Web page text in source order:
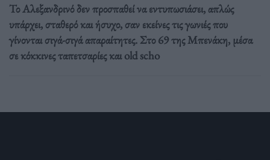
Το Αλεξανδρινό δεν προσπαθεί να εντυπωσιάσει, απλώς
υπάρχει, σταθερό και ήσυχο, σαν εκείνες τις γωνιές που
γίνονται σιγά-σιγά απαραίτητες. Στο 69 της Μπενάκη, μέσα
σε κόκκινες ταπετσαρίες και old scho